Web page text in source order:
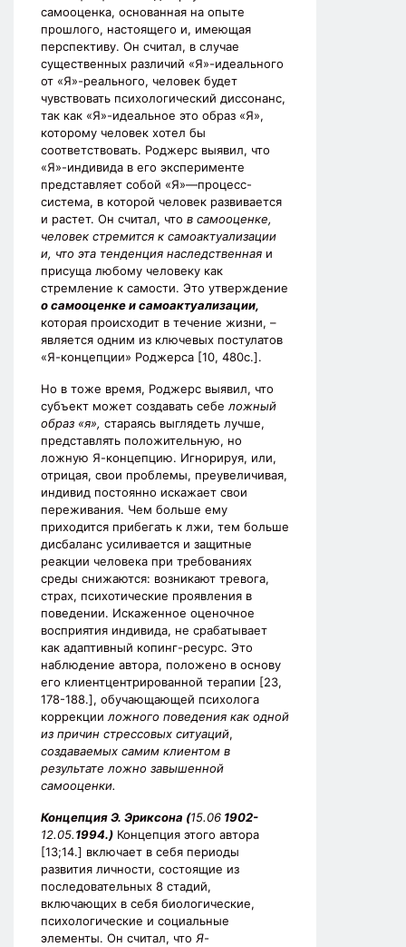
самооценка, основанная на опыте
прошлого, настоящего и, имеющая
перспективу. Он считал, в случае
существенных различий «Я»-идеального
от «Я»-реального, человек будет
чувствовать психологический диссонанс,
так как «Я»-идеальное это образ «Я»,
которому человек хотел бы
соответствовать. Роджерс выявил, что
«Я»-индивида в его эксперименте
представляет собой «Я»—процесс-
система, в которой человек развивается
и растет. Он считал, что в самооценке,
человек стремится к самоактуализации
и, что эта тенденция наследственная и
присуща любому человеку как
стремление к самости. Это утверждение
о самооценке и самоактуализации,
которая происходит в течение жизни, –
является одним из ключевых постулатов
«Я-концепции» Роджерса [10, 480с.].
Но в тоже время, Роджерс выявил, что
субъект может создавать себеложный
образ «я», стараясь выглядеть лучше,
представлять положительную, но
ложную Я-концепцию. Игнорируя, или,
отрицая, свои проблемы, преувеличивая,
индивид постоянно искажает свои
переживания. Чем больше ему
приходится прибегать к лжи, тем больше
дисбаланс усиливается и защитные
реакции человека при требованиях
среды снижаются: возникают тревога,
страх, психотические проявления в
поведении. Искаженное оценочное
восприятия индивида, не срабатывает
как адаптивный копинг-ресурс. Это
наблюдение автора, положено в основу
его клиентцентрированной терапии [23,
178-188.], обучающающей психолога
коррекции ложного поведения как одной
из причин стрессовых ситуаций,
создаваемых самим клиентом в
результате ложно завышенной
самооценки.
Концепция Э. Эриксона (15.06 1902-
12.05.1994.) Концепция этого автора
[13;14.] включает в себя периоды
развития личности, состоящие из
последовательных 8 стадий,
включающих в себя биологические,
психологические и социальные
элементы. Он считал, что Я-